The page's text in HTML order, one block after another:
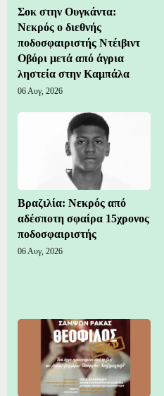
Σοκ στην Ουγκάντα:
Νεκρός ο διεθνής
ποδοσφαιριστής Ντέιβιντ
Οβόρι μετά από άγρια
ληστεία στην Καμπάλα
06 Αυγ, 2026
Βραζιλία: Νεκρός από
αδέσποτη σφαίρα 15χρονος
ποδοσφαιριστής
06 Αυγ, 2026